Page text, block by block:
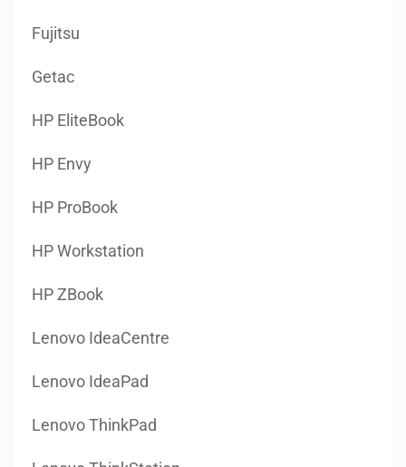
Fujitsu
Getac
HP EliteBook
HP Envy
HP ProBook
HP Workstation
HP ZBook
Lenovo IdeaCentre
Lenovo IdeaPad
Lenovo ThinkPad